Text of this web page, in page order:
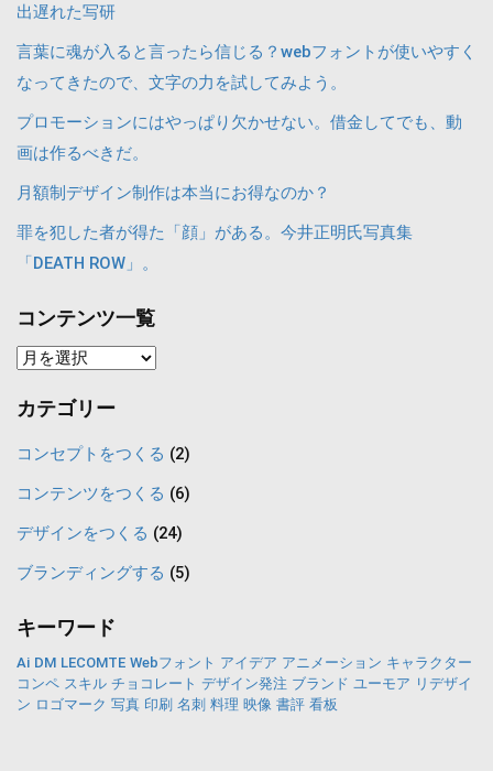
出遅れた写研
言葉に魂が入ると言ったら信じる？webフォントが使いやすく
なってきたので、文字の力を試してみよう。
プロモーションにはやっぱり欠かせない。借金してでも、動
画は作るべきだ。
月額制デザイン制作は本当にお得なのか？
罪を犯した者が得た「顔」がある。今井正明氏写真集
「DEATH ROW」。
コンテンツ一覧
コ
テ
ン
覧
カテゴリー
コンセプトをつくる (2)
コンテンツをつくる (6)
デザインをつくる (24)
ブランディングする (5)
キーワード
Ai DM LECOMTE Webフォント アイデア アニメーション キャラクター
コンペ スキル チョコレート デザイン発注 ブランド ユーモア リデザイ
ン ロゴマーク 写真 印刷 名刺 料理 映像 書評 看板